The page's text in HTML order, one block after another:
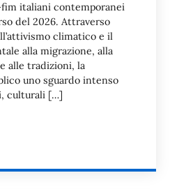
italiani contemporanei
del 2026. Attraverso
climatico e il
alla migrazione, alla
alle tradizioni, la
uno sguardo intenso
culturali […]